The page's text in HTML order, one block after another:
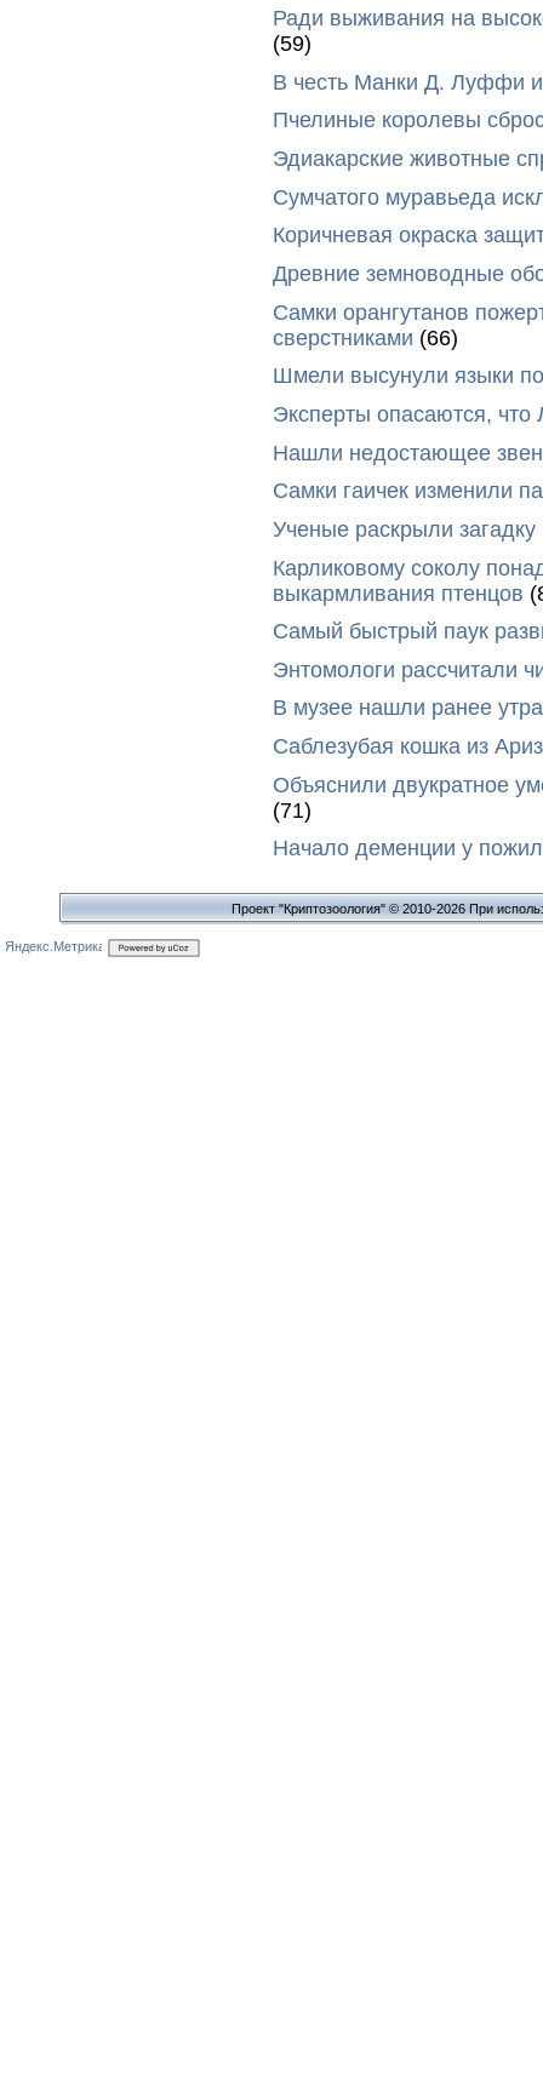
Ради выживания на
(59)
В честь Манки Д. Луффи
Пчелиные королевы
Эдиакарские животные
Сумчатого муравьеда
Коричневая окраска
Древние земноводные
Самки орангутанов
сверстниками (66)
Шмели высунули языки
Эксперты опасаются,
Нашли недостающее
Самки гаичек изменили
Ученые раскрыли загадку
Карликовому соколу
выкармливания птенцов
Самый быстрый паук
Энтомологи рассчитали
В музее нашли ранее
Саблезубая кошка из
Объяснили двукратное
(71)
Начало деменции у
Проект "Криптозоология" © 2010-2026 При